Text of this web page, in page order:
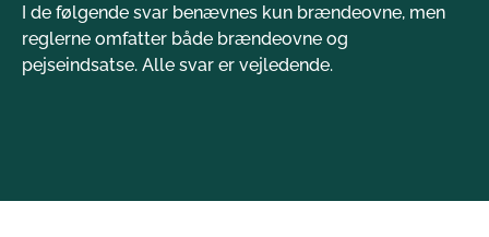
I de følgende svar benævnes kun brændeovne, men
reglerne omfatter både brændeovne og
pejseindsatse. Alle svar er vejledende.